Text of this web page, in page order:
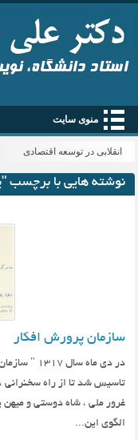
استاد دانشگاه،
منوی سایت
انقلابی در توسعه اقتصادی
نوشته هایی با برچسب
سازمان پرورش افکار
در دی ماه
تاسیس شد تا از راه سخنرانی
غرور ملی ، شاه دوستی و میهن
الگوی این...